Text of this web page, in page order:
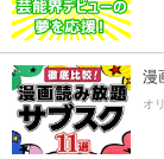
漫
オ